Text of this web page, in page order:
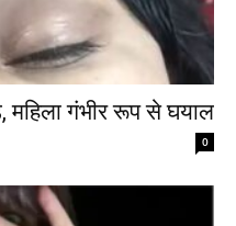
महिला गंभीर रूप से घयाल
0